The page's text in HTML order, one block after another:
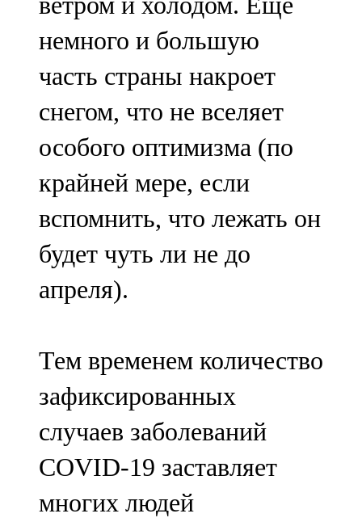
немного и большую
часть страны накроет
снегом, что не вселяет
особого оптимизма (по
крайней мере, если
вспомнить, что лежать он
будет чуть ли не до
апреля).
Тем временем количество
зафиксированных
случаев заболеваний
COVID-19 заставляет
многих людей